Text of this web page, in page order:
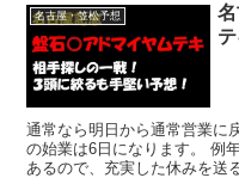
名古屋・笠松予想
通常なら明日から通常営業に
の始業は6日になります。 例
あるので、充実した休みを送